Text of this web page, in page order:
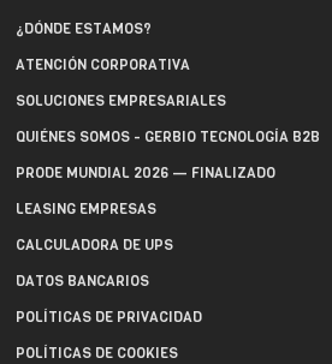
¿DÓNDE ESTAMOS?
ATENCIÓN CORPORATIVA
SOLUCIONES EMPRESARIALES
QUIÉNES SOMOS - GERBIO TECNOLOGÍA B2B
PRODE MUNDIAL 2026 — FINALIZADO
LEASING EMPRESAS
CALCULADORA DE UPS
DATOS BANCARIOS
POLÍTICAS DE PRIVACIDAD
POLÍTICAS DE COOKIES